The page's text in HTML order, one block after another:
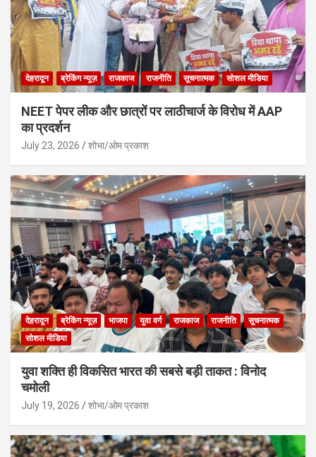
देहरादून ब्रेकिंग न्यूज़ राजकाज राजनीति सूचनात्मक सोशल मीडिया
NEET पेपर लीक और छात्रों पर लाठीचार्ज के विरोध में AAP
का प्रदर्शन
July 23, 2026 शोभा/ओम प्रकाश
देहरादून ब्रेकिंग न्यूज़ भाजपा युवा वर्ग राजकाज राजनीति
सूचनात्मक
सोशल मीडिया
युवा शक्ति ही विकसित भारत की सबसे बड़ी ताकत : विनोद
चमोली
July 19, 2026 शोभा/ओम प्रकाश